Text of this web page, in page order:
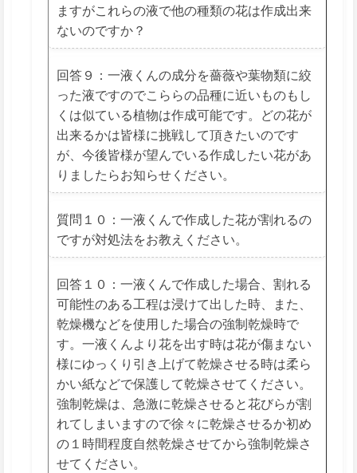
ますがこれらの液で他の種類の花は作成出来
ないのですか？
回答９：一液くんの成分を薔薇や葉物類に絞
った液ですのでこららの品種に近いものもし
くは似ている植物は作成可能です。どの花が
出来るかは皆様に挑戦して頂きたいのです
が、今後皆様が望んでいる作成したい花があ
りましたらお知らせください。
質問１０：一液くんで作成した花が割れるの
ですが対処法をお教えください。
回答１０：一液くんで作成した場合、割れる
可能性のある工程は浸けて出した時、また、
乾燥機などを使用した場合の強制乾燥時で
す。一液くんより花を出す時は花が傷まない
様にゆっくり引き上げて乾燥させる時は柔ら
かい紙などで保護して乾燥させてください。
強制乾燥は、急激に乾燥させると花びらが割
れてしまいますので徐々に乾燥させるか初め
の１時間程度自然乾燥させてから強制乾燥さ
せてください。